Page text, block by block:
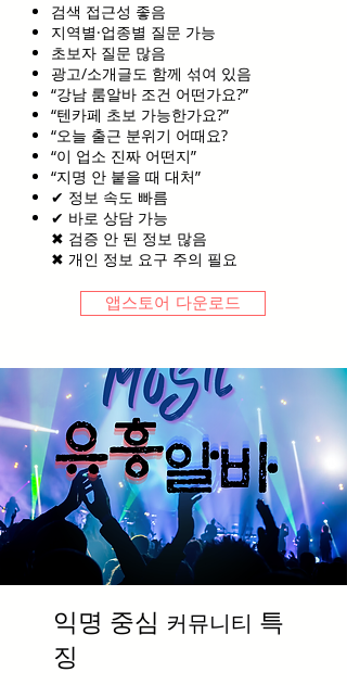
검색 접근성 좋음
지역별·업종별 질문 가능
초보자 질문 많음
광고/소개글도 함께 섞여 있음
“강남 룸알바 조건 어떤가요?”
“텐카페 초보 가능한가요?”
“오늘 출근 분위기 어때요?
“이 업소 진짜 어떤지”
“지명 안 붙을 때 대처”
✔ 정보 속도 빠름
✔ 바로 상담 가능
✖ 검증 안 된 정보 많음
✖ 개인 정보 요구 주의 필요
앱스토어 다운로드
익명 중심 커뮤니티 특
징